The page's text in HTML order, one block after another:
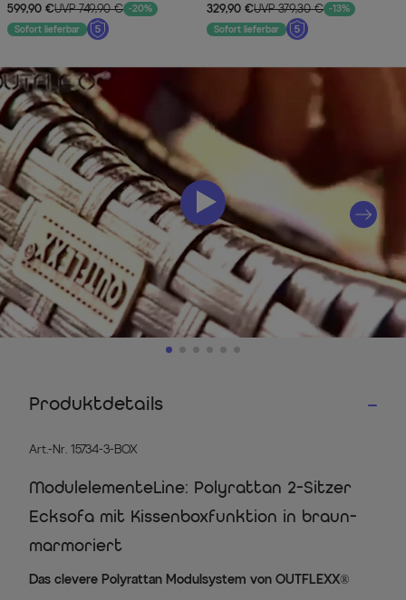
599,90 €UVP 749,90 € -20%
Sofort lieferbar
329,90 €UVP 379,30 € -13%
Sofort lieferbar
Produktdetails
Art.-Nr. 15734-3-BOX
ModulelementeLine: Polyrattan 2-Sitzer
Ecksofa mit Kissenboxfunktion in braun-
marmoriert
Das clevere Polyrattan Modulsystem von OUTFLEXX®